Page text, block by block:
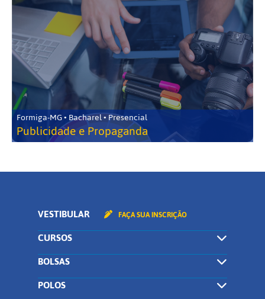
Formiga-MG • Bacharel • Presencial
Publicidade e Propaganda
VESTIBULAR FAÇA SUA INSCRIÇÃO
CURSOS
BOLSAS
POLOS